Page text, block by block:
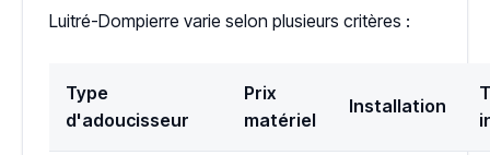
Luitré-Dompierre varie selon plusieurs critères :
Type
d'adoucisseur
Prix
matériel
Installation